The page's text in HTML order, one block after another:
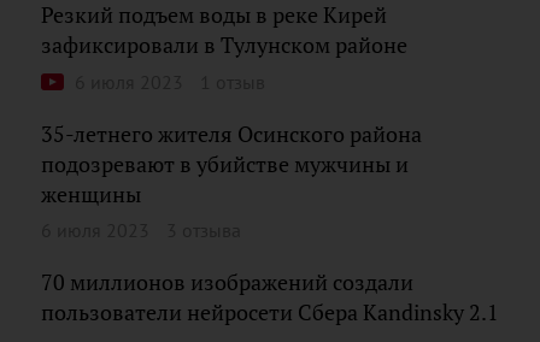
Резкий подъем воды в реке Кирей
зафиксировали в Тулунском районе
35-летнего жителя Осинского района
подозревают в убийстве мужчины и
женщины
70 миллионов изображений создали
пользователи нейросети Сбера Kandinsky 2.1